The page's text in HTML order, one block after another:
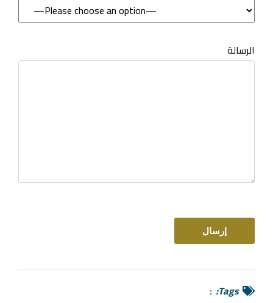
الرسالة
Tags: